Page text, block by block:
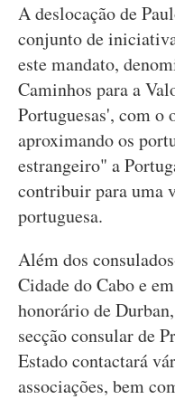
A deslocação de
conjunto de
este mandato,
Caminhos para a
Portuguesas', com o
aproximando os
estrangeiro" a
contribuir para uma
portuguesa.
Além dos
Cidade do Cabo e
honorário de
secção consular de
Estado contactará
associações, bem